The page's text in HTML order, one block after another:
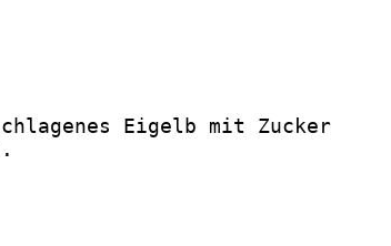
Eigelb mit Zucker